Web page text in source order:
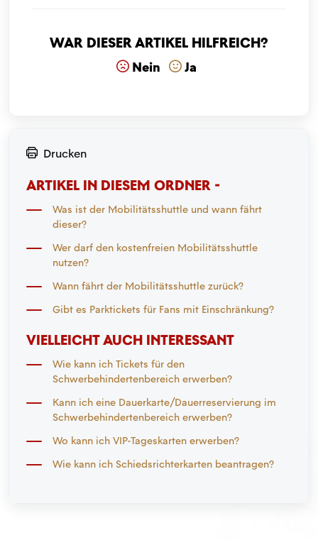
War dieser Artikel hilfreich?
Nein Ja
Drucken
ARTIKEL IN DIESEM ORDNER -
Was ist der Mobilitätsshuttle und wann fährt
dieser?
Wer darf den kostenfreien Mobilitätsshuttle
nutzen?
Wann fährt der Mobilitätsshuttle zurück?
Gibt es Parktickets für Fans mit Einschränkung?
VIELLEICHT AUCH INTERESSANT
Wie kann ich Tickets für den
Schwerbehindertenbereich erwerben?
Kann ich eine Dauerkarte/Dauerreservierung im
Schwerbehindertenbereich erwerben?
Wo kann ich VIP-Tageskarten erwerben?
Wie kann ich Schiedsrichterkarten beantragen?